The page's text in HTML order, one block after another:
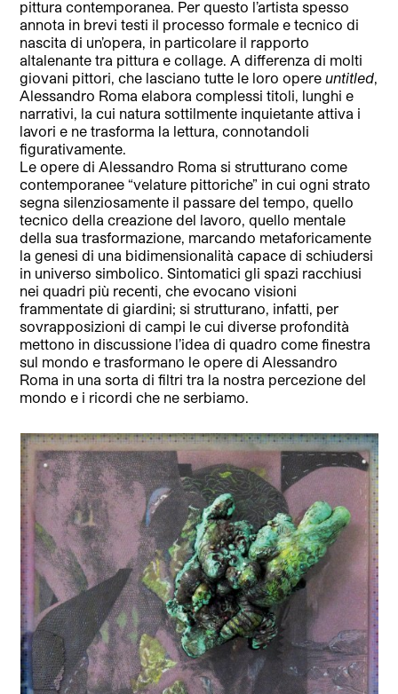
pittura contemporanea. Per questo l’artista spesso
annota in brevi testi il processo formale e tecnico di
nascita di un’opera, in particolare il rapporto
altalenante tra pittura e collage. A differenza di molti
giovani pittori, che lasciano tutte le loro opereuntitled,
Alessandro Roma elabora complessi titoli, lunghi e
narrativi, la cui natura sottilmente inquietante attiva i
lavori e ne trasforma la lettura, connotandoli
figurativamente.
Le opere di Alessandro Roma si strutturano come
contemporanee “velature pittoriche” in cui ogni strato
segna silenziosamente il passare del tempo, quello
tecnico della creazione del lavoro, quello mentale
della sua trasformazione, marcando metaforicamente
la genesi di una bidimensionalità capace di schiudersi
in universo simbolico. Sintomatici gli spazi racchiusi
nei quadri più recenti, che evocano visioni
frammentate di giardini; si strutturano, infatti, per
sovrapposizioni di campi le cui diverse profondità
mettono in discussione l’idea di quadro come finestra
sul mondo e trasformano le opere di Alessandro
Roma in una sorta di filtri tra la nostra percezione del
mondo e i ricordi che ne serbiamo.